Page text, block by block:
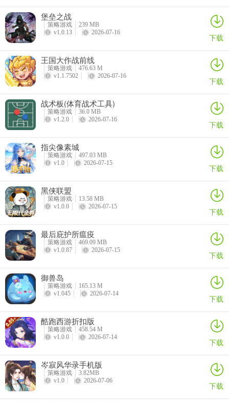
3、然后就可以操控角色来击败僵尸了。
4、获得胜利还能领取丰厚的物资奖励。
堡垒之战
策略游戏
239 MB
v1.0.13
2026-07-16 下载
王国大作战前线
策略游戏
476.63 M
v1.1.7502
2026-07-16 下载
战术板(体育战术工具)
策略游戏
36.0 MB
v1.2.0
2026-07-16 下载
指尖像素城
策略游戏
497.03 MB
v1.0
2026-07-15 下载
黑侠联盟
策略游戏
13.58 MB
v1.0.0
2026-07-15 下载
最后庇护所瘟疫
策略游戏
469.09 MB
v1.0.87
2026-07-15 下载
御兽岛
策略游戏
165.13 M
v1.045
2026-07-14 下载
酷跑西游折扣版
策略游戏
458.54 M
v1.0.0
2026-07-14 下载
岑寂风华录手机版
策略游戏
3.82MB
v1.0
2026-07-06 下载